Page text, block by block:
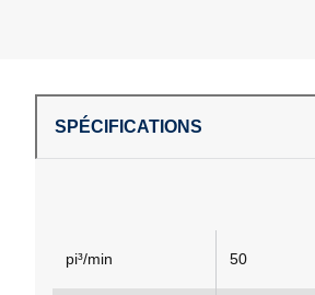
SPÉCIFICATIONS
pi³/min 50